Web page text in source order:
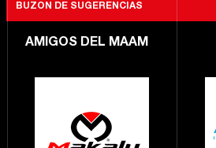
BUZON DE SUGERENCIAS
AMIGOS DEL MAAM